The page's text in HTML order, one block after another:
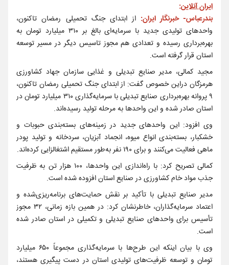
ایران آنلاین:
بندرعباس- خبرنگار ایران: از ابتدای جنگ تحمیلی رمضان تاکنون،
واحدهای تولیدی جدید با سرمایه‌ای بالغ بر ۳۱۰ میلیارد تومان به
بهره‌برداری رسیده و تعدادی هم مجوز تاسیس دیگر در مسیر توسعه
استان قرار گرفته است.
مجید کمالی، مدیر صنایع تبدیلی و غذایی سازمان جهاد کشاورزی
هرمزگان دراین خصوص گفت: از ابتدای جنگ تحمیلی رمضان تاکنون،
۹ پروانه بهره‌برداری صنایع تبدیلی با سرمایه‌گذاری ۳۱۰ میلیارد تومان در
استان صادر شده و این واحدها به مرحله تولید رسیده‌اند.
وی افزود: این واحدهای جدید در زمینه‌های بسته‌بندی حبوبات و
خشکبار، بسته‌بندی انواع میوه، انجماد آبزیان، سردخانه و تولید پودر
ماهی فعالیت می‌کنند و برای ۱۹۰ نفر به‌طور مستقیم اشتغالزایی کرده‌اند.
کمالی تصریح کرد: با راه‌اندازی این واحدها، ۱۰۰ هزار تن به ظرفیت
جذب مواد خام کشاورزی در صنایع استان افزوده شده است.
مدیر صنایع تبدیلی با تأکید بر نقش حمایت‌های برنامه‌ریزی‌شده و
اعتماد سرمایه‌گذاران، خاطرنشان کرد: در همین بازه زمانی، ۳۲ مجوز
تأسیس برای واحدهای صنایع تبدیلی و تکمیلی در استان صادر شده
است.
وی با بیان اینکه این طرح‌ها با سرمایه‌گذاری مجموعاً ۶۵۰ میلیارد
تومان و توسعه ظرفیت‌های تولیدی استان در دست پیگیری هستند،